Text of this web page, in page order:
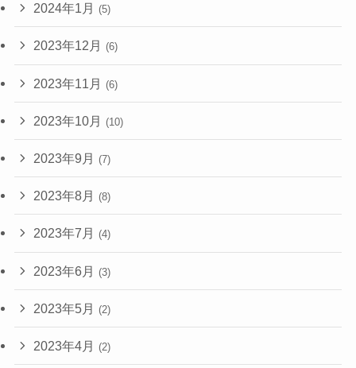
2024年1月 (5)
2023年12月 (6)
2023年11月 (6)
2023年10月 (10)
2023年9月 (7)
2023年8月 (8)
2023年7月 (4)
2023年6月 (3)
2023年5月 (2)
2023年4月 (2)